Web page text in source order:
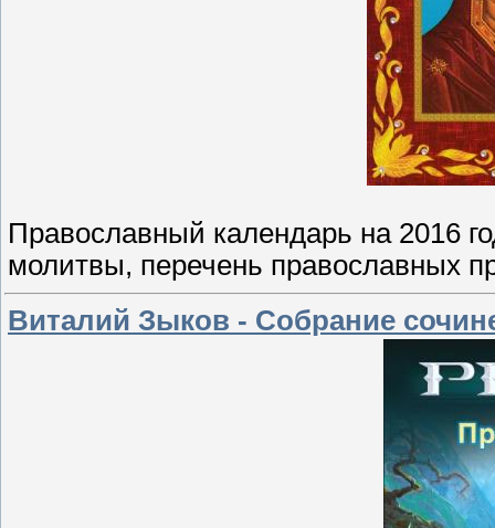
Православный календарь на 2016
молитвы, перечень православных
Виталий Зыков - Собрание